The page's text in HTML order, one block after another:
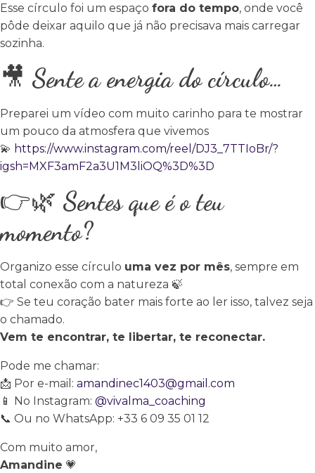
Esse círculo foi um espaço fora do tempo, onde você
pôde deixar aquilo que já não precisava mais carregar
sozinha.
🎥 Sente a energia do círculo…
Preparei um vídeo com muito carinho para te mostrar
um pouco da atmosfera que vivemos
💫 https://www.instagram.com/reel/DJ3_7TTIoBr/?
igsh=MXF3amF2a3U1M3liOQ%3D%3D
👉🌿 Sentes que é o teu
momento?
Organizo esse círculo uma vez por mês, sempre em
total conexão com a natureza 🍃
👉 Se teu coração bater mais forte ao ler isso, talvez seja
o chamado.
Vem te encontrar, te libertar, te reconectar.
Pode me chamar:
📩 Por e-mail: amandinec1403@gmail.com
📱 No Instagram: @vivalma_ coaching
📞 Ou no WhatsApp: +33 6 09 35 01 12
Com muito amor,
Amandine 💗